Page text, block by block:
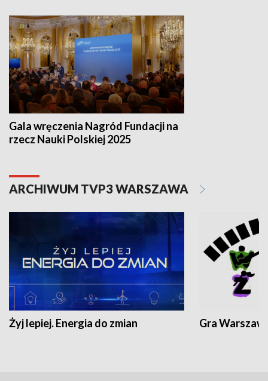
Gala wręczenia Nagród Fundacji na
rzecz Nauki Polskiej 2025
ARCHIWUM TVP3 WARSZAWA
Żyj lepiej. Energia do zmian Gra